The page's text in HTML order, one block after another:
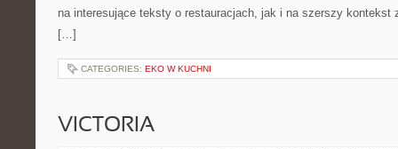
na interesujące teksty o restauracjach, jak i na szerszy kontekst
[…]
CATEGORIES: EKO W KUCHNI
VICTORIA